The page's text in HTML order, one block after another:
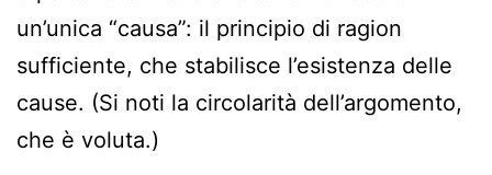
un’unica “causa”: il principio di ragion
sufficiente, che stabilisce l’esistenza delle
cause. (Si noti la circolarità dell’argomento,
che è voluta.)